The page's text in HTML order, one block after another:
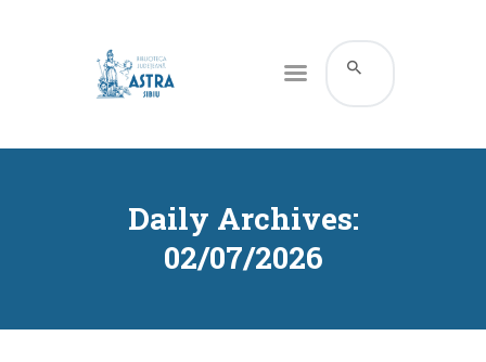
Daily Archives:
02/07/2026
CATALOG ONLINE
RESURSE
SERVICII